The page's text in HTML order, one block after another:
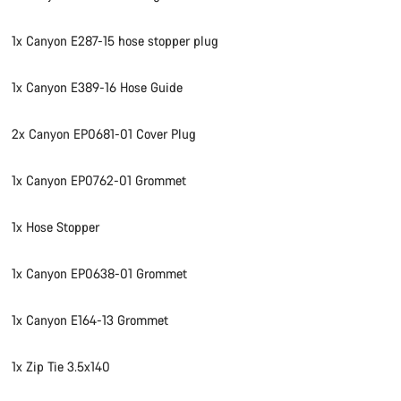
1x Canyon E287-15 hose stopper plug
1x Canyon E389-16 Hose Guide
2x Canyon EP0681-01 Cover Plug
1x Canyon EP0762-01 Grommet
1x Hose Stopper
1x Canyon EP0638-01 Grommet
1x Canyon E164-13 Grommet
1x Zip Tie 3.5x140